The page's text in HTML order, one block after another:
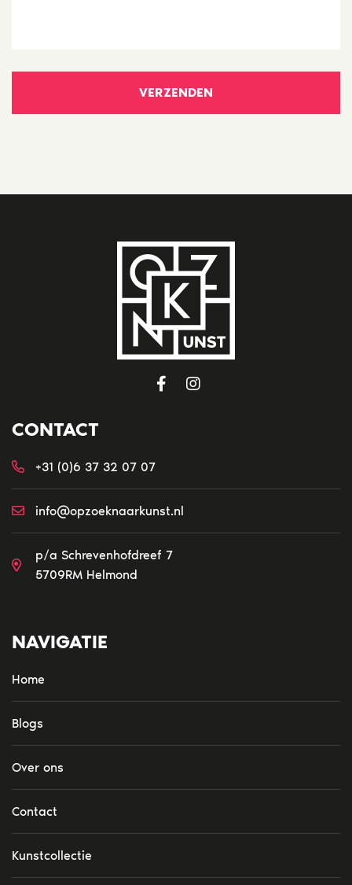
CONTACT
+31 (0)6 37 32 07 07
info@opzoeknaarkunst.nl
p/a Schrevenhofdreef 7
5709RM Helmond
NAVIGATIE
Home
Blogs
Over ons
Contact
Kunstcollectie